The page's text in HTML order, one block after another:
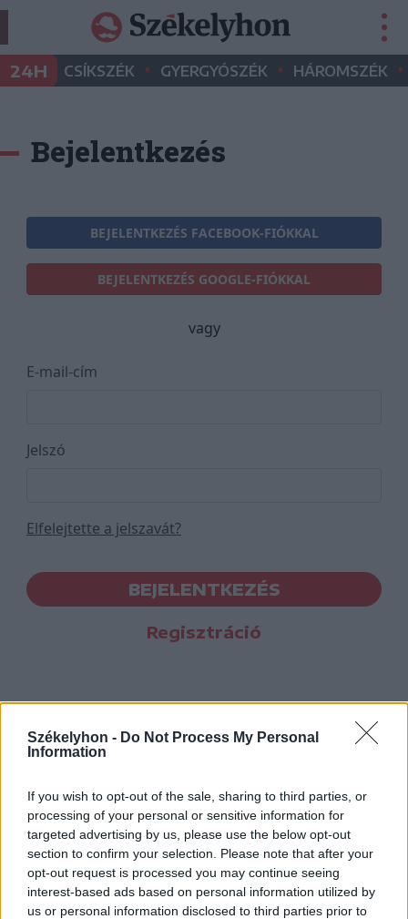
Székelyhon - Do Not Process My Personal
Information
If you wish to opt-out of the sale, sharing to third parties, or
processing of your personal or sensitive information for
targeted advertising by us, please use the below opt-out
section to confirm your selection. Please note that after your
opt-out request is processed you may continue seeing
interest-based ads based on personal information utilized by
us or personal information disclosed to third parties prior to
24H CSÍKSZÉK • GYERGYÓSZÉK • HÁROMSZÉK •
Bejelentkezés
BEJELENTKEZÉS FACEBOOK-FIÓKKAL
BEJELENTKEZÉS GOOGLE-FIÓKKAL
vagy
E-mail-cím
Jelszó
Elfelejtette a jelszavát?
BEJELENTKEZÉS
Regisztráció
Hasznos
Impresszum